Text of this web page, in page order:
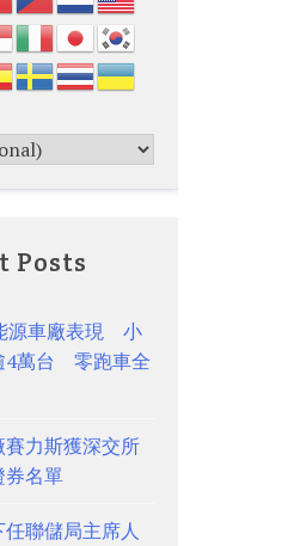
Posts
源車廠表現 小
4萬台 零跑車全
力斯獲深交所
券名單
聯儲局主席人